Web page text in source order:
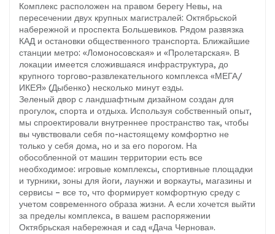
Комплекс расположен на правом берегу Невы, на
пересечении двух крупных магистралей: Октябрьской
набережной и проспекта Большевиков. Рядом развязка
КАД и остановки общественного транспорта. Ближайшие
станции метро: «Ломоносовская» и «Пролетарская». В
локации имеется сложившаяся инфраструктура, до
крупного торгово-развлекательного комплекса «МЕГА/
ИКЕЯ» (Дыбенко) несколько минут езды.
Зеленый двор с ландшафтным дизайном создан для
прогулок, спорта и отдыха. Используя собственный опыт,
мы спроектировали внутреннее пространство так, чтобы
вы чувствовали себя по-настоящему комфортно не
только у себя дома, но и за его порогом. На
обособленной от машин территории есть все
необходимое: игровые комплексы, спортивные площадки
и турники, зоны для йоги, лаунжи и воркауты, магазины и
сервисы – все то, что формирует комфортную среду с
учетом современного образа жизни. А если хочется выйти
за пределы комплекса, в вашем распоряжении
Октябрьская набережная и сад «Дача Чернова».